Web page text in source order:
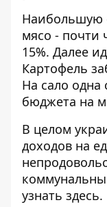
Наибольшую
мясо - почти
15%. Далее
Картофель
На сало одна
бюджета на
В целом
доходов на
узнать здесь.